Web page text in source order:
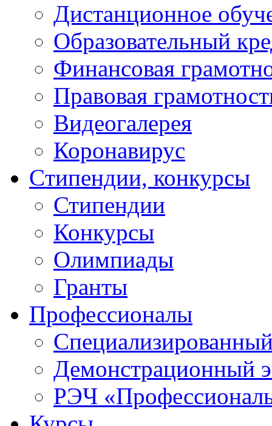
Дистанционное
Образовательный
Финансовая
Правовая
Видеогалерея
Коронавирус
Cтипендии, конкурсы
Стипендии
Конкурсы
Олимпиады
Гранты
Профессионалы
Демонстрационный
РЭЧ